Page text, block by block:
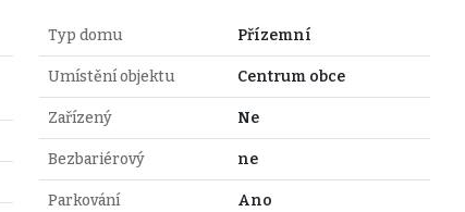
Typ domu Přízemní
Umístění objektu Centrum obce
Zařízený Ne
Bezbariérový ne
Parkování Ano